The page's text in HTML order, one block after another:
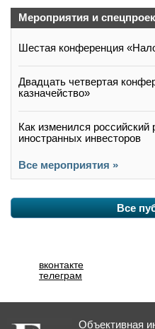
Мероприятия и
Шестая конференция
Двадцать четвертая
казначейство»
Как изменился
иностранных инвесторов
Все мероприятия »
Все
вконтакте
телеграм
Объективная